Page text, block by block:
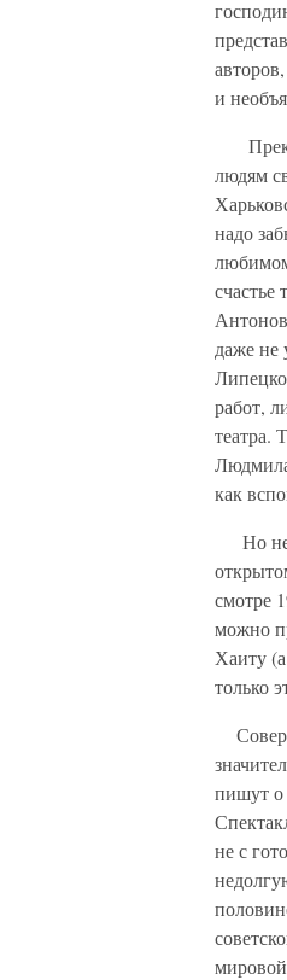
и
людям
надо
счастье
даже не
работ,
театра.
как
Но не
смотре
можно
Хаиту
только
пишут о
не с